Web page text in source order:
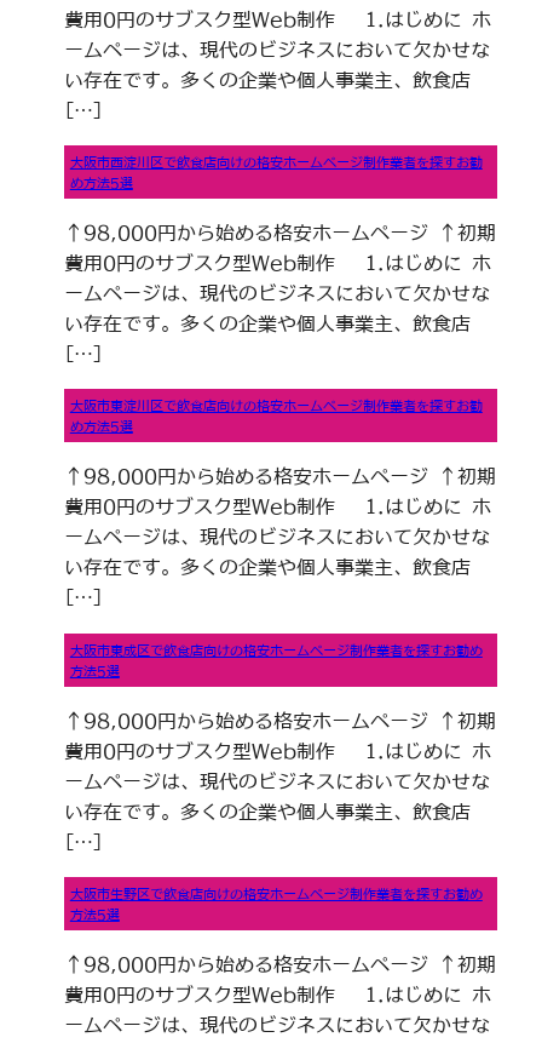
費用0円のサブスク型Web制作 1.はじめに ホ
ームページは、現代のビジネスにおいて欠かせな
い存在です。多くの企業や個人事業主、飲食店
[…]
大阪市西淀川区で飲食店向けの格安ホームページ制作業者を探すお勧
め方法5選
↑98,000円から始める格安ホームページ ↑初期
費用0円のサブスク型Web制作 1.はじめに ホ
ームページは、現代のビジネスにおいて欠かせな
い存在です。多くの企業や個人事業主、飲食店
[…]
大阪市東淀川区で飲食店向けの格安ホームページ制作業者を探すお勧
め方法5選
↑98,000円から始める格安ホームページ ↑初期
費用0円のサブスク型Web制作 1.はじめに ホ
ームページは、現代のビジネスにおいて欠かせな
い存在です。多くの企業や個人事業主、飲食店
[…]
大阪市東成区で飲食店向けの格安ホームページ制作業者を探すお勧め
方法5選
↑98,000円から始める格安ホームページ ↑初期
費用0円のサブスク型Web制作 1.はじめに ホ
ームページは、現代のビジネスにおいて欠かせな
い存在です。多くの企業や個人事業主、飲食店
[…]
大阪市生野区で飲食店向けの格安ホームページ制作業者を探すお勧め
方法5選
↑98,000円から始める格安ホームページ ↑初期
費用0円のサブスク型Web制作 1.はじめに ホ
ームページは、現代のビジネスにおいて欠かせな